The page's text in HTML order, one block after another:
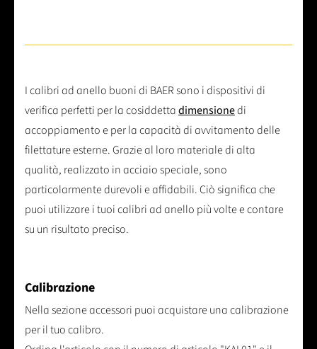
I calibri ad anello buoni di BAER sono i dispositivi di
verifica perfetti per la cosiddettadimensionedi
accoppiamento e per la capacità di avvitamento delle
filettature esterne. Grazie al loro materiale di alta
qualità, realizzato in acciaio speciale, sono
particolarmente durevoli e affidabili. Ciò significa che
puoi utilizzare i tuoi calibri ad anello più volte e contare
su un risultato preciso.
Calibrazione
Nella sezione accessori puoi acquistare una calibrazione
per il tuo calibro.